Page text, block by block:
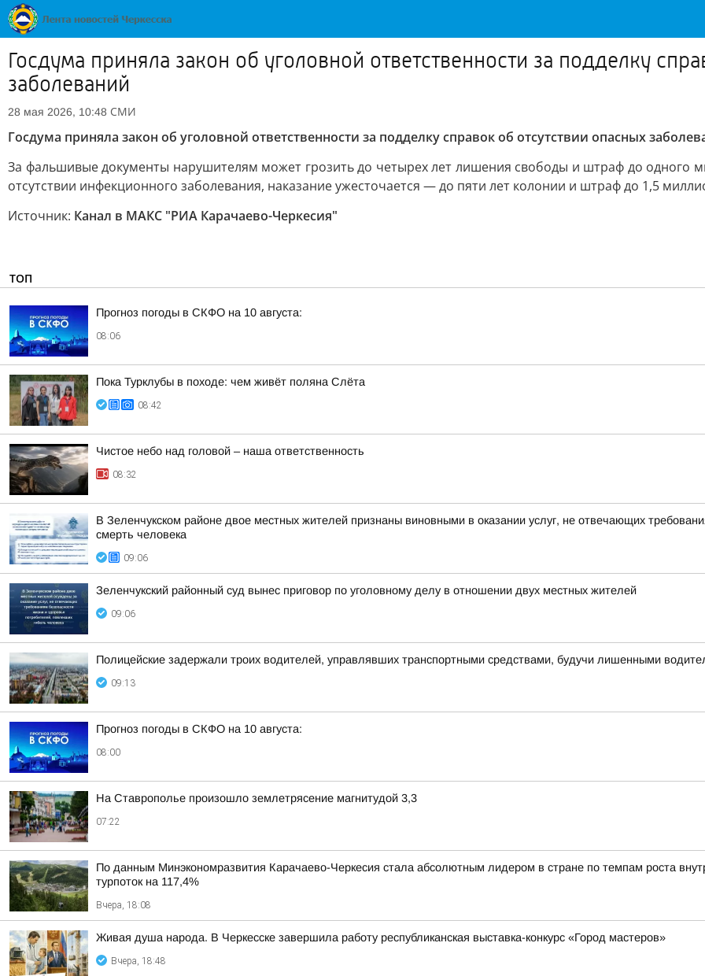
Госдума приняла закон об уголовной ответственности за подделку
заболеваний
28 мая 2026, 10:48 СМИ
Госдума приняла закон об уголовной ответственности за подделку справок об отсутствии опасных
За фальшивые документы нарушителям может грозить до четырех лет лишения свободы и штраф до одного
отсутствии инфекционного заболевания, наказание ужесточается — до пяти лет колонии и штраф до 1,5
Источник: Канал в МАКС "РИА Карачаево-Черкесия"
ТОП
Прогноз погоды в СКФО на 10 августа:
08:06
Пока Турклубы в походе: чем живёт поляна Слёта
08:42
Чистое небо над головой – наша ответственность
08:32
В Зеленчукском районе двое местных жителей признаны виновными в оказании услуг, не отвечающих
смерть человека
09:06
Зеленчукский районный суд вынес приговор по уголовному делу в отношении двух местных жителей
09:06
Полицейские задержали троих водителей, управлявших транспортными средствами, будучи лишенными
09:13
Прогноз погоды в СКФО на 10 августа:
08:00
На Ставрополье произошло землетрясение магнитудой 3,3
07:22
По данным Минэкономразвития Карачаево-Черкесия стала абсолютным лидером в стране по темпам роста
турпоток на 117,4%
Вчера, 18:08
Живая душа народа. В Черкесске завершила работу республиканская выставка-конкурс «Город мастеров»
Вчера, 18:48